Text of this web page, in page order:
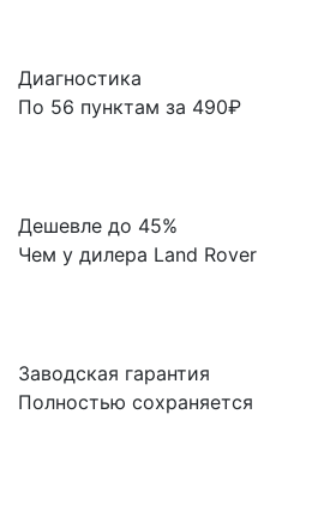
Диагностика
По 56 пунктам за 490₽
Дешевле до 45%
Чем у дилера Land Rover
Заводская гарантия
Полностью сохраняется